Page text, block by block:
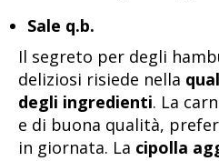
Sale q.b.
Il segreto per degli
deliziosi risiede nella
degli ingredienti. La
e di buona qualità,
in giornata. La cipolla